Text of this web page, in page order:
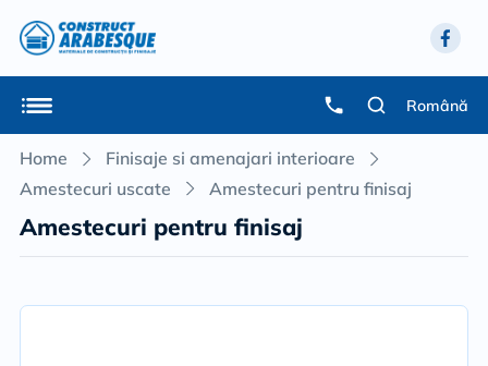
Română
Home
Finisaje si amenajari interioare
Amestecuri uscate
Amestecuri pentru finisaj
Amestecuri pentru finisaj